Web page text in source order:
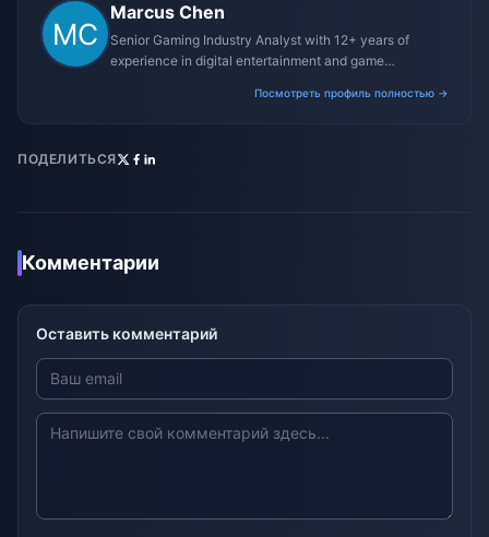
Marcus Chen
Senior Gaming Industry Analyst with 12+ years of
experience in digital entertainment and game
Посмотреть профиль полностью →
ПОДЕЛИТЬСЯ
Комментарии
Оставить комментарий